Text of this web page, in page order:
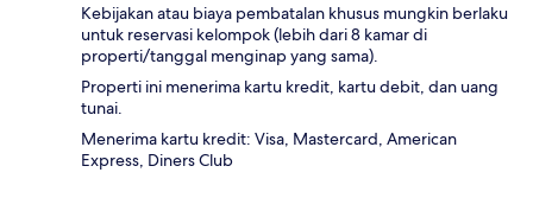
Kebijakan atau biaya pembatalan khusus mungkin berlaku
untuk reservasi kelompok (lebih dari 8 kamar di
properti/tanggal menginap yang sama).
Properti ini menerima kartu kredit, kartu debit, dan uang
tunai.
Menerima kartu kredit: Visa, Mastercard, American
Express, Diners Club